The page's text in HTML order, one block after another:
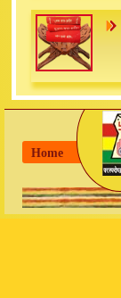
Home